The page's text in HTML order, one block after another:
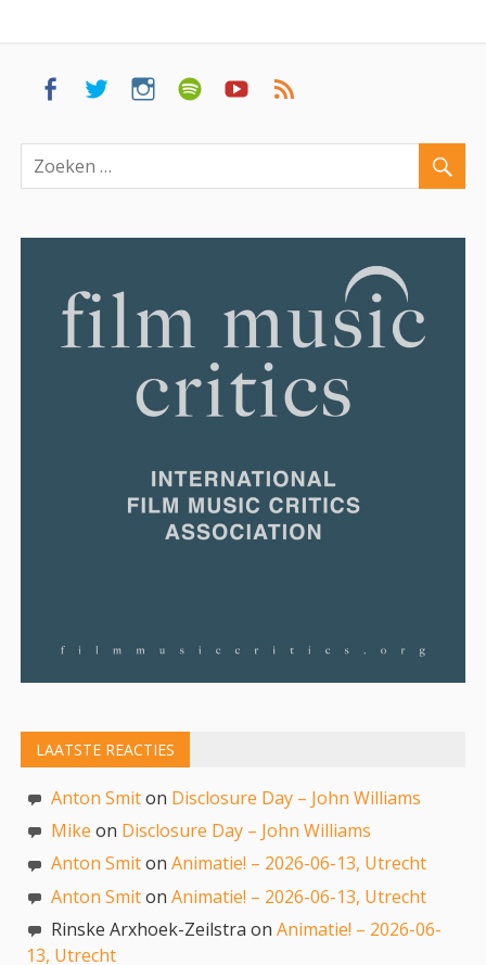
LAATSTE REACTIES
Anton Smiton Disclosure Day – John Williams
Mike on Disclosure Day – John Williams
Anton SmitonAnimatie! – 2026-06-13, Utrecht
Anton SmitonAnimatie! – 2026-06-13, Utrecht
Rinske Arxhoek-Zeilstra onAnimatie! – 2026-06-
13, Utrecht